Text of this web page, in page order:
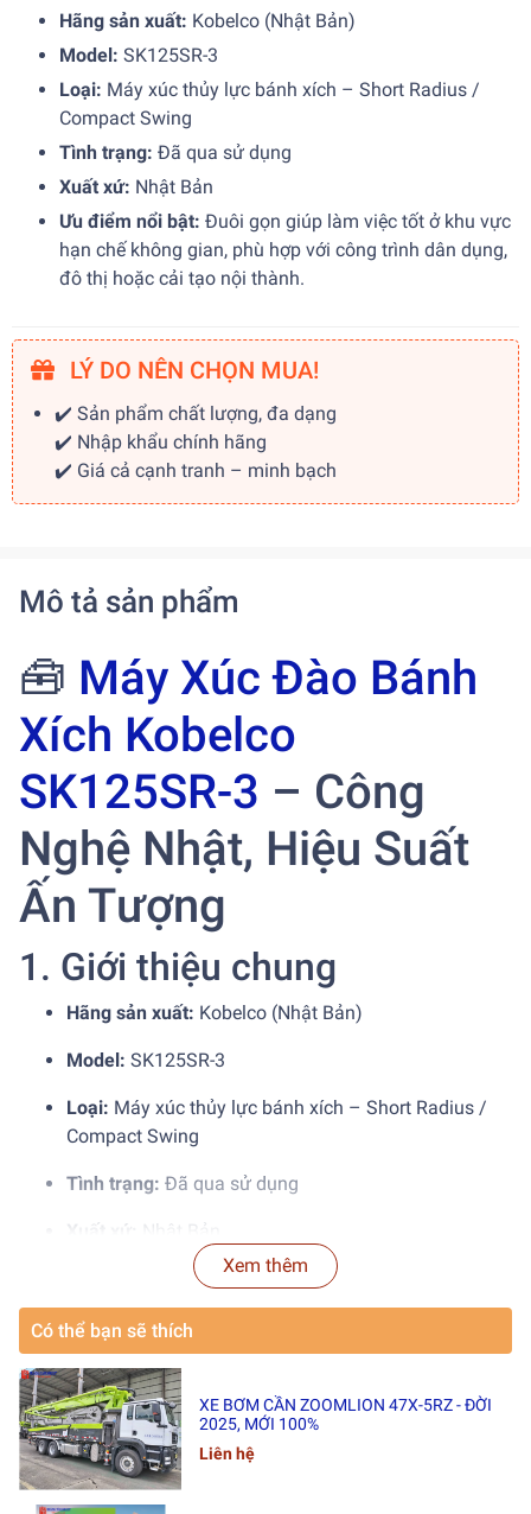
Hãng sản xuất: Kobelco (Nhật Bản)
Model: SK125SR-3
Loại: Máy xúc thủy lực bánh xích – Short Radius /
Compact Swing
Tình trạng: Đã qua sử dụng
Xuất xứ: Nhật Bản
Ưu điểm nổi bật: Đuôi gọn giúp làm việc tốt ở khu vực
hạn chế không gian, phù hợp với công trình dân dụng,
đô thị hoặc cải tạo nội thành.
LÝ DO NÊN CHỌN MUA!
✔️ Sản phẩm chất lượng, đa dạng
✔️ Nhập khẩu chính hãng
✔️ Giá cả cạnh tranh – minh bạch
Mô tả sản phẩm
🧰 Máy Xúc Đào Bánh
Xích Kobelco
SK125SR-3 – Công
Nghệ Nhật, Hiệu Suất
Ấn Tượng
1. Giới thiệu chung
Hãng sản xuất: Kobelco (Nhật Bản)
Model: SK125SR-3
Loại: Máy xúc thủy lực bánh xích – Short Radius /
Compact Swing
Tình trạng: Đã qua sử dụng
Xuất xứ: Nhật Bản
Ưu điểm nổi bật: Đuôi gọn giúp làm việc tốt ở khu
vực hạn chế không gian, phù hợp với công trình dân
dụng, đô thị hoặc cải tạo nội thành.
2. Thông số kỹ thuật chuẩn
(Nguồn tin chính thức và
đáng tin cậy)
Xem thêm
Có thể bạn sẽ thích
XE BƠM CẦN ZOOMLION 47X-5RZ - ĐỜI
2025, MỚI 100%
Liên hệ